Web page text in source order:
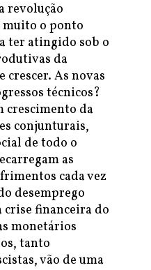
revolução
muito o ponto
ter atingido sob o
da
As novas
técnicos?
crescimento da
conjunturais,
de todo o
as
cada vez
desemprego
crise financeira do
monetários
tanto
vão de uma